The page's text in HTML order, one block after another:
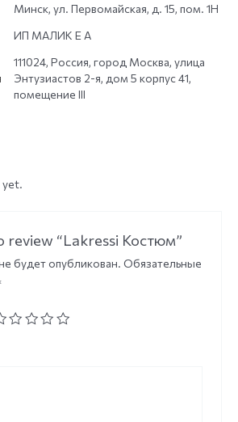
Минск, ул. Первомайская, д. 15, пом. 1Н
ИП МАЛИК Е А
111024, Россия, город Москва, улица
Энтузиастов 2-я, дом 5 корпус 41,
помещение III
yet.
review “Lakressi Костюм”
будет опубликован. Обязательные